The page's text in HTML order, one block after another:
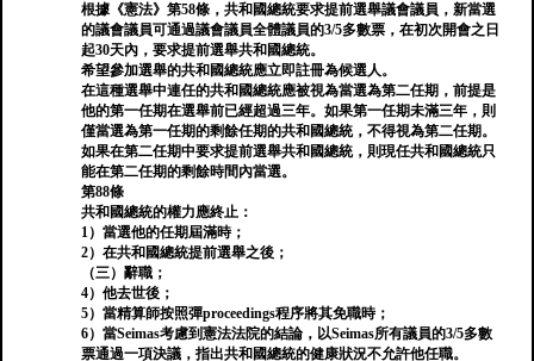
根據《憲法》第58條，共和國總統要求提前選舉議會議員，新當選
的議會議員可通過議會議員全體議員的3/5多數票，在初次開會之日
起30天內，要求提前選舉共和國總統。
希望參加選舉的共和國總統應立即註冊為候選人。
在這種選舉中連任的共和國總統應被視為當選為第二任期，前提是
他的第一任期在選舉前已經超過三年。如果第一任期未滿三年，則
僅當選為第一任期的剩餘任期的共和國總統，不得視為第二任期。
如果在第二任期中要求提前選舉共和國總統，則現任共和國總統只
能在第二任期的剩餘時間內當選。
第88條
共和國總統的權力應終止：
1）當選他的任期屆滿時；
2）在共和國總統提前選舉之後；
（三）辭職；
4）他去世後；
5）當精算師按照彈proceedings程序將其免職時；
6）當Seimas考慮到憲法法院的結論，以Seimas所有議員的3/5多數
票通過一項決議，指出共和國總統的健康狀況不允許他任職。